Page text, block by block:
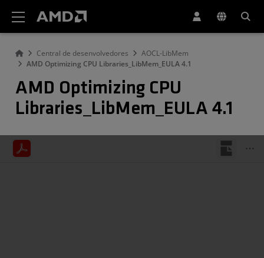
Central de desenvolvedores
AOCL-LibMem
AMD Optimizing CPU Libraries_LibMem_EULA 4.1
AMD Optimizing CPU
Libraries_LibMem_EULA 4.1